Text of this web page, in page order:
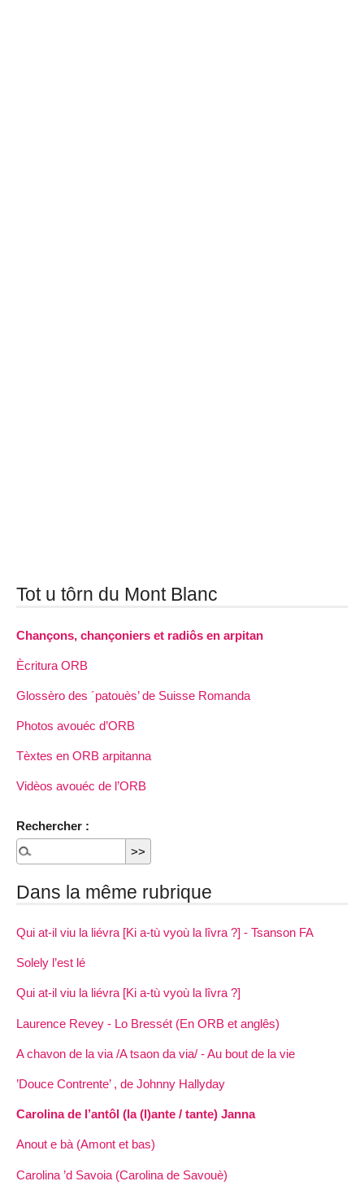
Tot u tôrn du Mont Blanc
Chançons, chançoniers et radiôs en arpitan
Ècritura ORB
Glossèro des ´patouès’ de Suisse Romanda
Photos avouéc d’ORB
Tèxtes en ORB arpitanna
Vidèos avouéc de l’ORB
Rechercher :
Dans la même rubrique
Qui at-il viu la liévra [Ki a-tù vyoù la lîvra ?] - Tsanson FA
Solely l’est lé
Qui at-il viu la liévra [Ki a-tù vyoù la lîvra ?]
Laurence Revey - Lo Bressét (En ORB et anglês)
A chavon de la via /A tsaon da via/ - Au bout de la vie
’Douce Contrente’ , de Johnny Hallyday
Carolina de l’antôl (la (l)ante / tante) Janna
Anout e bà (Amont et bas)
Carolina ’d Savoia (Carolina de Savouè)